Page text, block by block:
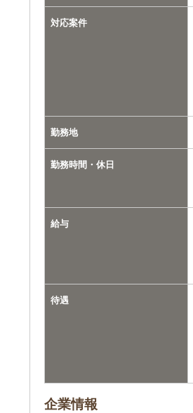
対応案件
勤務地
勤務時間・休日
給与
待遇
企業情報